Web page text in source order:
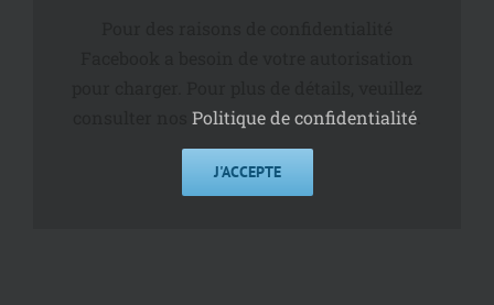
Politique de confidentialité
J'ACCEPTE